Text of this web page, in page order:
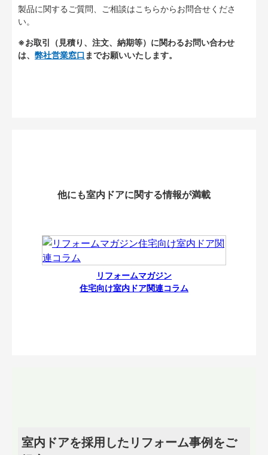
製品に関するご質問、ご相談はこちらからお問合せくださ
い。
※お取引（見積り、注文、納期等）に関わるお問い合わせ
は、 弊社営業窓口 までお願いいたします。
他にも室内ドアに関する情報が満載
リフォームマガジン
住宅向け室内ドア関連コラム
室内ドアを採用したリフォーム事例をご